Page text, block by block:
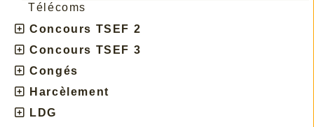
Télécoms
Concours TSEF 2
Concours TSEF 3
Congés
Harcèlement
LDG